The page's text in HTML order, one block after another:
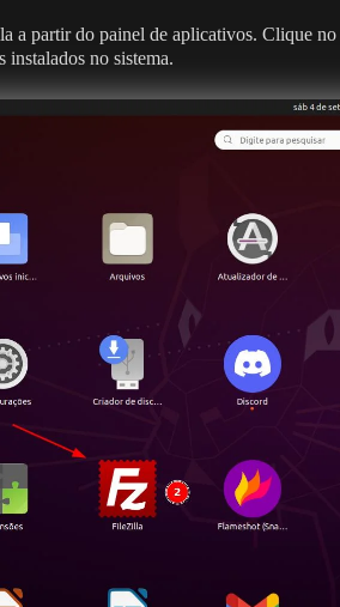
a partir do painel de aplicativos. Clique no
instalados no sistema.